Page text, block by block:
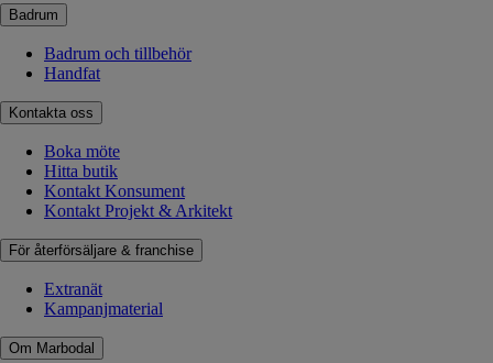
Badrum
Badrum och tillbehör
Handfat
Kontakta oss
Boka möte
Hitta butik
Kontakt Konsument
Kontakt Projekt & Arkitekt
För återförsäljare & franchise
Extranät
Kampanjmaterial
Om Marbodal